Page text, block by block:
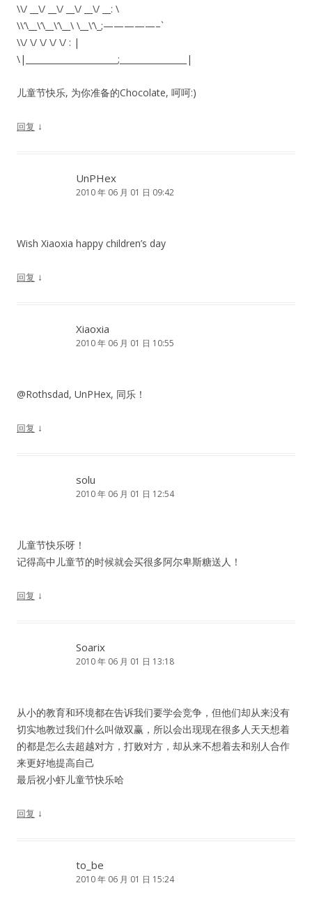
\\/ __\/ __\/ __\/ __\/ __: \
\\’\__\’\__\’\__\ \__\’\_;—————–`
\\/ \/ \/ \/ \/ : |
\|______________________;________________|
儿童节快乐, 为你准备的Chocolate, 呵呵:)
回复 ↓
UnPHex
2010 年 06 月 01 日 09:42
Wish Xiaoxia happy children’s day
回复 ↓
Xiaoxia
2010 年 06 月 01 日 10:55
@Rothsdad, UnPHex, 同乐！
回复 ↓
solu
2010 年 06 月 01 日 12:54
儿童节快乐呀！
记得高中儿童节的时候就会买很多阿尔卑斯糖送人！
回复 ↓
Soarix
2010 年 06 月 01 日 13:18
从小的教育和环境都在告诉我们要学会竞争，但他们却从来没有
切实地教过我们什么叫做双赢，所以会出现现在很多人天天想着
的都是怎么去超越对方，打败对方，却从来不想着去和别人合作
来更好地提高自己
最后祝小虾儿童节快乐哈
回复 ↓
to_be
2010 年 06 月 01 日 15:24